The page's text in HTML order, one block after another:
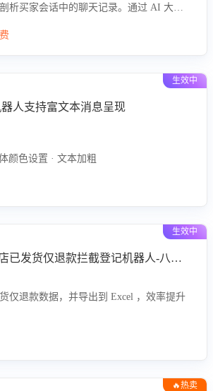
析买家会话中的聊天记录。通过 AI 大模
针对性改进策略，助力商家快速优化快捷
生效中
人支持富文本消息呈现
颜色设置 · 文本加粗
生效中
抖音小店已发货仅退款拦截登记机器人-八爪鱼
仅退款数据，并导出到 Excel ，效率提升
🔥热卖